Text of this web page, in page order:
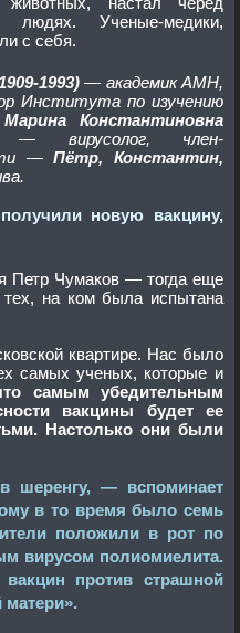
людях. Ученые-медики,
с себя.
1993) — академик АМН,
Марина Константиновна
— вирусолог, член-
дети — Пётр, Константин,
Петр Чумаков — тогда еще
ученых, которые и
самым убедительным
Настолько они были
шеренгу, — вспоминает
рот по
вирусом полиомиелита.
болезни. Я ел ее из рук своей матери».